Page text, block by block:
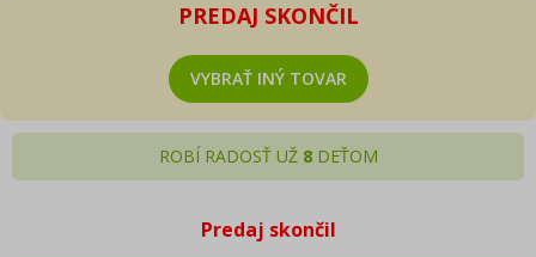
PREDAJ SKONČIL
VYBRAŤ INÝ TOVAR
ROBÍ RADOSŤ UŽ 8DEŤOM
Predaj skončil